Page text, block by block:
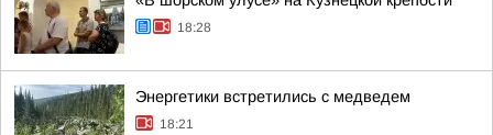
18:28
Энергетики встретились с медведем
18:21